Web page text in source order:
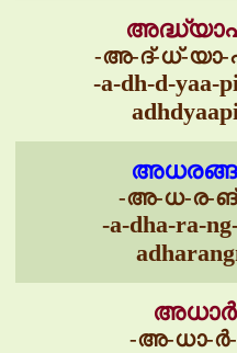
-അ-ദ്-ധ്-യാ-
-a-dh-d-yaa-
-അ-ധ-ര-
-a-dha-ra-
-അ-ധാ-ർ-